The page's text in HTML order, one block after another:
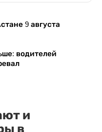
9 августа
водителей
и
в